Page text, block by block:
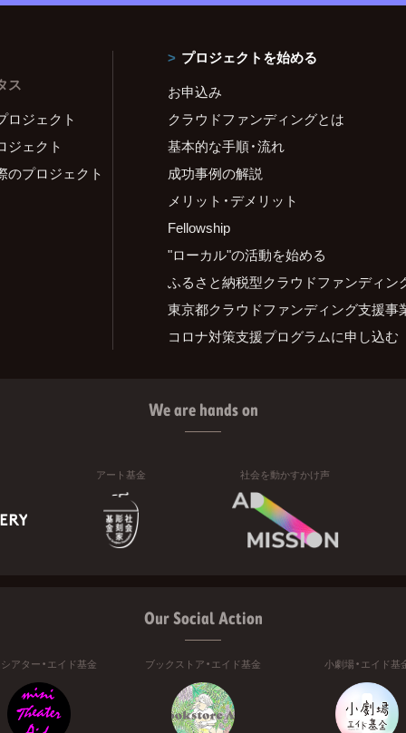
ス
ロジェクト
ジェクト
のプロジェクト
プロジェクトを始める
お申込み
クラウドファンディングとは
基本的な手順・流れ
成功事例の解説
メリット・デメリット
Fellowship
"ローカル"の活動を始める
ふるさと納税型クラウドファンディン
東京都クラウドファンディング支援事
コロナ対策支援プログラムに申し込む
We are hands on
アート基金 社会を動かすかけ声
Our Social Action
アター・エイド基金 ブックストア・エイド基金 小劇場・エイド基